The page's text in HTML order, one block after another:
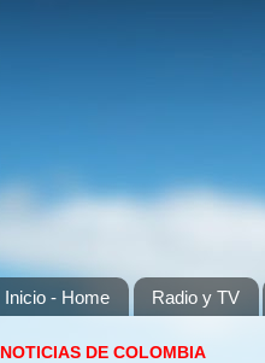
Inicio - Home Radio y TV
NOTICIAS DE COLOMBIA